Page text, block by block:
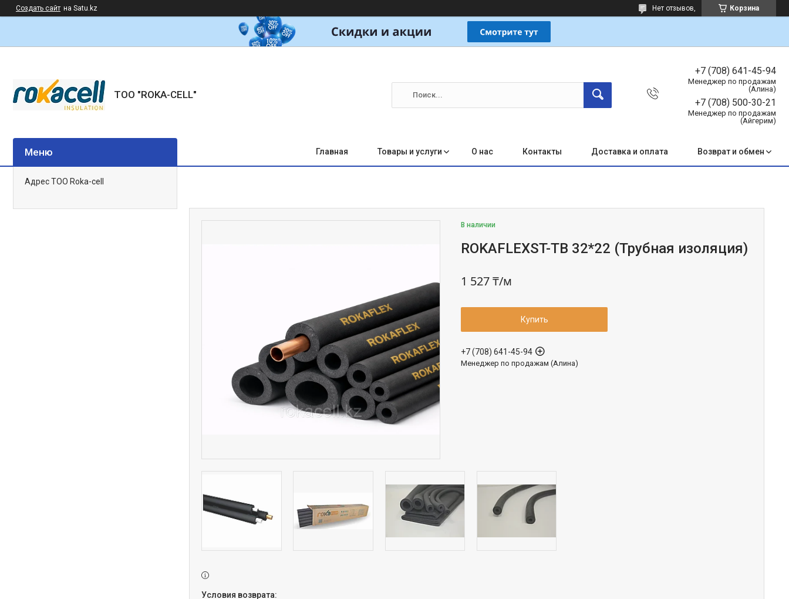
Создать сайт на Satu.kz Корзина
Нет отзывов,
ТОО "ROKA-CELL"
+7 (708) 641-45-94
Менеджер по продажам
(Алина)
+7 (708) 500-30-21
Менеджер по продажам
(Айгерим)
Главная Товары и услуги О нас Контакты Доставка и оплата Возврат и обмен
В наличии
ROKAFLEXST-TB 32*22 (Трубная изоляция)
1 527 ₸/м
Купить
+7 (708) 641-45-94
Менеджер по продажам (Алина)
Адрес ТОО Roka-cell